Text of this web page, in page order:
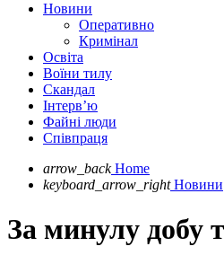
Новини
Оперативно
Кримінал
Освіта
Воїни тилу
Скандал
Інтерв’ю
Файні люди
Співпраця
arrow_back Home
keyboard_arrow_right Новини
За минулу добу